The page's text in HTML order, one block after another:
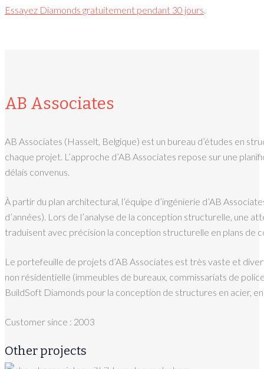
Essayez Diamonds gratuitement pendant 30 jours.
AB Associates
AB Associates (Hasselt, Belgique) est un bureau d’études en
chaque projet. L’approche d’AB Associates repose sur une
délais convenus.
À partir du plan architectural, l’équipe d’ingénierie d’AB
d’années). Lors de l’analyse de la conception structurelle, une
traduisent avec précision la conception structurelle en plans de
Le portefeuille de projets d’AB Associates est très vaste et
non résidentielle (immeubles de bureaux, commissariats de
BuildSoft Diamonds pour la conception de structures en acier,
Customer since : 2003
Other projects